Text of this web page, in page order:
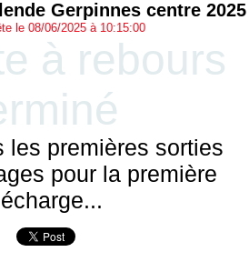
Gerpinnes centre 2025
le 08/06/2025 à 10:15:00
à rebours
les premières sorties
pour la première